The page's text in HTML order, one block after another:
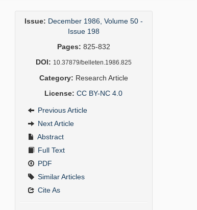
Issue: December 1986, Volume 50 -
Issue 198
Pages: 825-832
DOI: 10.37879/belleten.1986.825
Category: Research Article
License: CC BY-NC 4.0
Previous Article
Next Article
Abstract
Full Text
PDF
Similar Articles
Cite As